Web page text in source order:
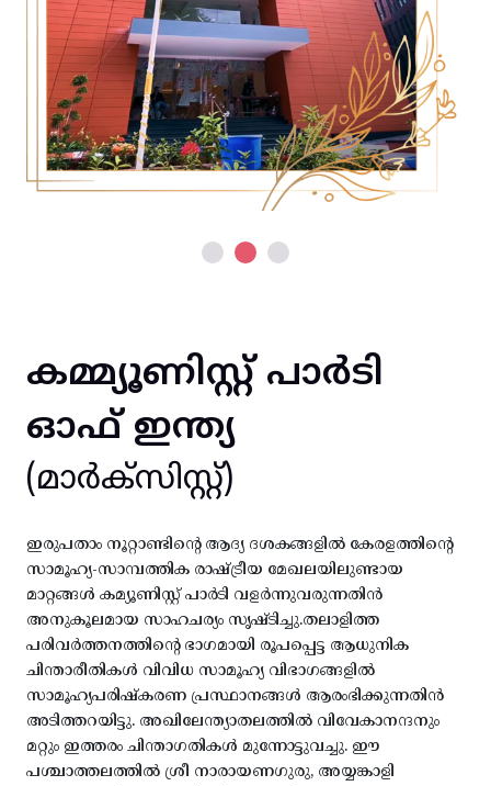
കമ്മ്യൂണിസ്റ്റ് പാർടി
ഓഫ് ഇന്ത്യ
(മാർക്സിസ്റ്റ്)
ഇരുപതാം നൂറ്റാണ്ടിന്റെ ആദ്യ ദശകങ്ങളിൽ കേരളത്തിന്റെ
സാമൂഹ്യ-സാമ്പത്തിക രാഷ്ട്രീയ മേഖലയിലുണ്ടായ
മാറ്റങ്ങൾ കമ്യൂണിസ്റ്റ് പാർടി വളർന്നുവരുന്നതിൻ
അനുകൂലമായ സാഹചര്യം സൃഷ്ടിച്ചു.തലാളിത്ത
പരിവർത്തനത്തിന്റെ ഭാഗമായി രൂപപ്പെട്ട ആധുനിക
ചിന്താരീതികൾ വിവിധ സാമൂഹ്യ വിഭാഗങ്ങളിൽ
സാമൂഹ്യപരിഷ്കരണ പ്രസ്ഥാനങ്ങൾ ആരംഭിക്കുന്നതിൻ
അടിത്തറയിട്ടു. അഖിലേന്ത്യാതലത്തിൽ വിവേകാനന്ദനും
മറ്റും ഇത്തരം ചിന്താഗതികൾ മുന്നോട്ടുവച്ചു. ഈ
പശ്ചാത്തലത്തിൽ ശ്രീ നാരായണഗുരു, അയ്യങ്കാളി